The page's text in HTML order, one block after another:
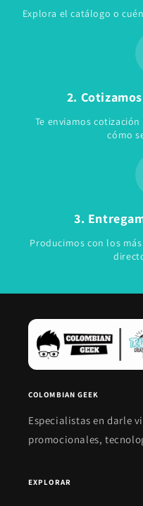
Explora el catálogo o
2.
Te enviamos
cómo
3.
Producimos con los
COLOMBIAN GEEK
Especialistas en darle
promocionales,
EXPLORAR